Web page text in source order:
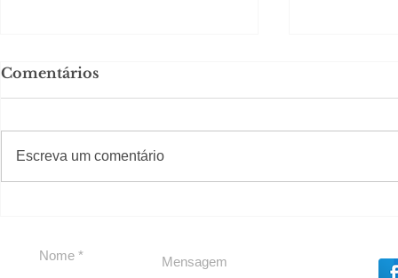
reforçam apoio a
Cláudio Mitidieri
Comentários
Escreva um comentário
#Sugestões